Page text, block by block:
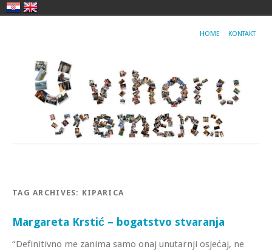
HOME KONTAKT
TAG ARCHIVES: KIPARICA
Margareta Krstić – bogatstvo stvaranja
“Definitivno me zanima samo onaj unutarnji osjećaj, ne